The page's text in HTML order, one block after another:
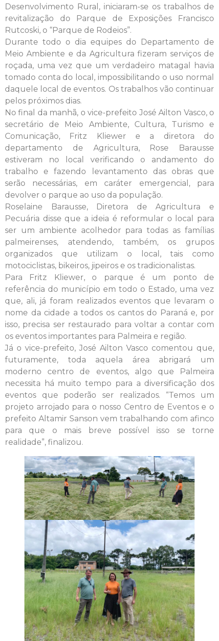
Desenvolvimento Rural, iniciaram-se os trabalhos de
revitalização do Parque de Exposições Francisco
Rutcoski, o “Parque de Rodeios”.
Durante todo o dia equipes do Departamento de
Meio Ambiente e da Agricultura fizeram serviços de
roçada, uma vez que um verdadeiro matagal havia
tomado conta do local, impossibilitando o uso normal
daquele local de eventos. Os trabalhos vão continuar
pelos próximos dias.
No final da manhã, o vice-prefeito José Ailton Vasco, o
secretário de Meio Ambiente, Cultura, Turismo e
Comunicação, Fritz Kliewer e a diretora do
departamento de Agricultura, Rose Barausse
estiveram no local verificando o andamento do
trabalho e fazendo levantamento das obras que
serão necessárias, em caráter emergencial, para
devolver o parque ao uso da população.
Roselaine Barausse, Diretora de Agricultura e
Pecuária disse que a ideia é reformular o local para
ser um ambiente acolhedor para todas as famílias
palmeirenses, atendendo, também, os grupos
organizados que utilizam o local, tais como
motociclistas, bikeiros, jipeiros e os tradicionalistas.
Para Fritz Kliewer, o parque é um ponto de
referência do município em todo o Estado, uma vez
que, ali, já foram realizados eventos que levaram o
nome da cidade a todos os cantos do Paraná e, por
isso, precisa ser restaurado para voltar a contar com
os eventos importantes para Palmeira e região.
Já o vice-prefeito, José Ailton Vasco comentou que,
futuramente, toda aquela área abrigará um
moderno centro de eventos, algo que Palmeira
necessita há muito tempo para a diversificação dos
eventos que poderão ser realizados. “Temos um
projeto arrojado para o nosso Centro de Eventos e o
prefeito Altamir Sanson vem trabalhando com afinco
para que o mais breve possível isso se torne
realidade”, finalizou.